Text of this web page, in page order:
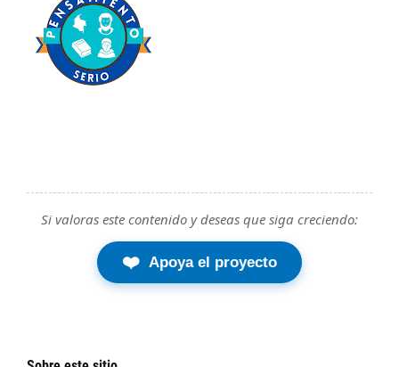
Si valoras este contenido y deseas que siga creciendo:
❤️ Apoya el proyecto